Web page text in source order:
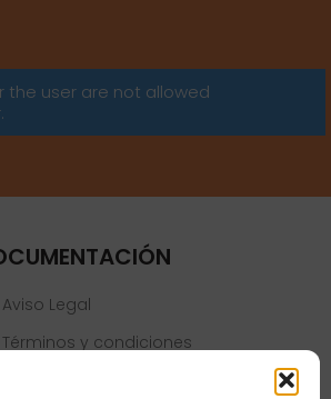
the user are not allowed
Aviso Legal
Términos y condiciones